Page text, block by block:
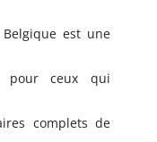
est une
pour ceux qui
complets de